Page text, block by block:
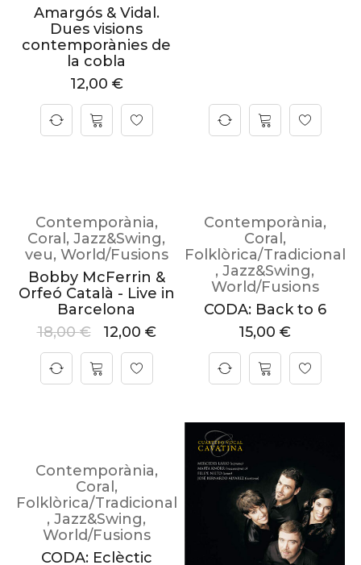
Amargós & Vidal.
Dues visions
contemporànies de
la cobla
12,00 €
Contemporània,
Coral , Jazz&Swing,
veu, World/Fusions
Bobby McFerrin &
Orfeó Català - Live in
Barcelona
18,00€ 12,00 €
Contemporània,
Coral ,
Folklòrica/Tradicional
, Jazz&Swing,
World/Fusions
CODA: Back to 6
15,00 €
Contemporània,
Coral ,
Folklòrica/Tradicional
, Jazz&Swing,
World/Fusions
CODA: Eclèctic